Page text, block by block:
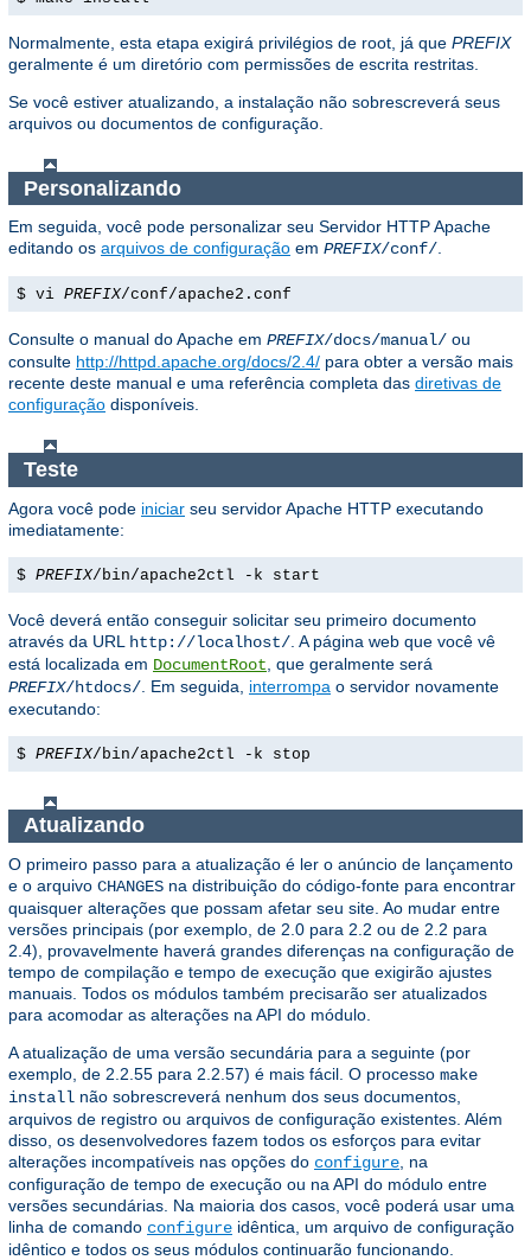
Normalmente, esta etapa exigirá privilégios de root, já que PREFIX
geralmente é um diretório com permissões de escrita restritas.
Se você estiver atualizando, a instalação não sobrescreverá seus
arquivos ou documentos de configuração.
Personalizando
Em seguida, você pode personalizar seu Servidor HTTP Apache
editando os arquivos de configuração em PREFIX/conf/.
$ vi PREFIX/conf/apache2.conf
Consulte o manual do Apache em PREFIX/docs/manual/ ou
consulte http://httpd.apache.org/docs/2.4/ para obter a versão mais
recente deste manual e uma referência completa das diretivas de
configuração disponíveis.
Teste
Agora você pode iniciar seu servidor Apache HTTP executando
imediatamente:
$ PREFIX/bin/apache2ctl -k start
Você deverá então conseguir solicitar seu primeiro documento
através da URL
http://localhost/ . A página web que você vê
está localizada em DocumentRoot , que geralmente será
PREFIX/htdocs/ . Em seguida, interrompa o servidor novamente
executando:
$ PREFIX/bin/apache2ctl -k stop
Atualizando
O primeiro passo para a atualização é ler o anúncio de lançamento
e o arquivo CHANGES na distribuição do código-fonte para encontrar
quaisquer alterações que possam afetar seu site. Ao mudar entre
versões principais (por exemplo, de 2.0 para 2.2 ou de 2.2 para
2.4), provavelmente haverá grandes diferenças na configuração de
tempo de compilação e tempo de execução que exigirão ajustes
manuais. Todos os módulos também precisarão ser atualizados
para acomodar as alterações na API do módulo.
A atualização de uma versão secundária para a seguinte (por
exemplo, de 2.2.55 para 2.2.57) é mais fácil. O processo make
install não sobrescreverá nenhum dos seus documentos,
arquivos de registro ou arquivos de configuração existentes. Além
disso, os desenvolvedores fazem todos os esforços para evitar
alterações incompatíveis nas opções do configure , na
configuração de tempo de execução ou na API do módulo entre
versões secundárias. Na maioria dos casos, você poderá usar uma
linha de comando configure idêntica, um arquivo de configuração
idêntico e todos os seus módulos continuarão funcionando.